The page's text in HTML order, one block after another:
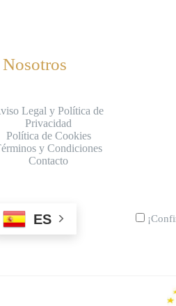
Nosotros
Legal y Política de
Privacidad
Política de Cookies
y Condiciones
Contacto
ES